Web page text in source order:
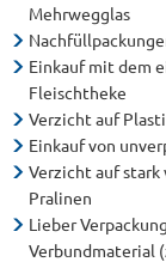
Mehrwegglas
Einkauf mit dem
Fleischtheke
Verzicht auf
Einkauf von
Verzicht auf
Pralinen
Lieber
Verbundmaterial